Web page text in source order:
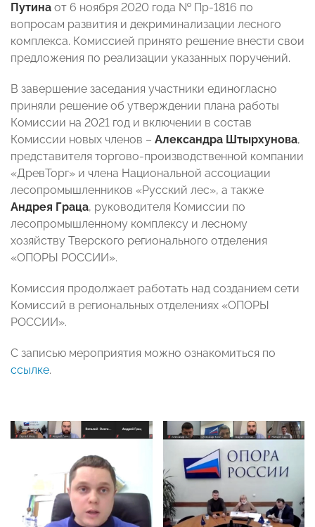
Путина от 6 ноября 2020 года № Пр-1816 по
вопросам развития и декриминализации лесного
комплекса. Комиссией принято решение внести свои
предложения по реализации указанных поручений.
В завершение заседания участники единогласно
приняли решение об утверждении плана работы
Комиссии на 2021 год и включении в состав
Комиссии новых членов – Александра Штырхунова,
представителя торгово-производственной компании
«ДревТорг» и члена Национальной ассоциации
лесопромышленников «Русский лес», а также
Андрея Граца, руководителя Комиссии по
лесопромышленному комплексу и лесному
хозяйству Тверского регионального отделения
«ОПОРЫ РОССИИ».
Комиссия продолжает работать над созданием сети
Комиссий в региональных отделениях «ОПОРЫ
РОССИИ».
С записью мероприятия можно ознакомиться по
ссылке.